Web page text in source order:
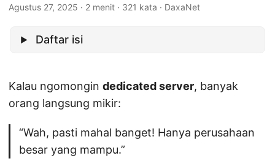
Agustus 27, 2025 · 2 menit · 321 kata · DaxaNet
Daftar isi
Kalau ngomongin dedicated server, banyak
orang langsung mikir:
“Wah, pasti mahal banget! Hanya perusahaan
besar yang mampu.”